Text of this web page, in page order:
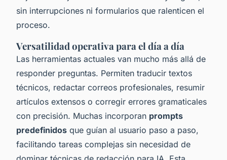
sin interrupciones ni formularios que ralenticen el
proceso.
Versatilidad operativa para el día a día
Las herramientas actuales van mucho más allá de
responder preguntas. Permiten traducir textos
técnicos, redactar correos profesionales, resumir
artículos extensos o corregir errores gramaticales
con precisión. Muchas incorporan prompts
predefinidos que guían al usuario paso a paso,
facilitando tareas complejas sin necesidad de